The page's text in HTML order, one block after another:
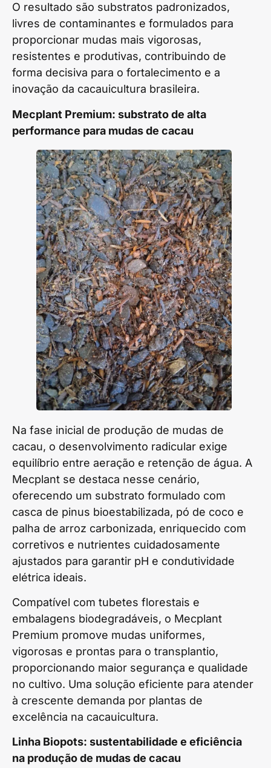
O resultado são substratos padronizados,
livres de contaminantes e formulados para
proporcionar mudas mais vigorosas,
resistentes e produtivas, contribuindo de
forma decisiva para o fortalecimento e a
inovação da cacauicultura brasileira.
Mecplant Premium: substrato de alta
performance para mudas de cacau
Na fase inicial de produção de mudas de
cacau, o desenvolvimento radicular exige
equilíbrio entre aeração e retenção de água. A
Mecplant se destaca nesse cenário,
oferecendo um substrato formulado com
casca de pinus bioestabilizada, pó de coco e
palha de arroz carbonizada, enriquecido com
corretivos e nutrientes cuidadosamente
ajustados para garantir pH e condutividade
elétrica ideais.
Compatível com tubetes florestais e
embalagens biodegradáveis, o Mecplant
Premium promove mudas uniformes,
vigorosas e prontas para o transplantio,
proporcionando maior segurança e qualidade
no cultivo. Uma solução eficiente para atender
à crescente demanda por plantas de
excelência na cacauicultura.
Linha Biopots: sustentabilidade e eficiência
na produção de mudas de cacau